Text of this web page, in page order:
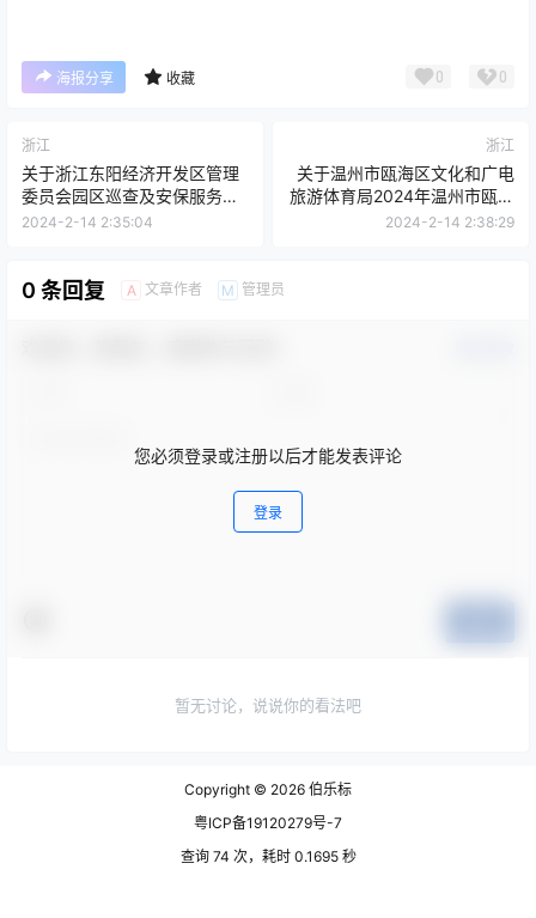
海报分享 收藏 0 0
浙江
关于浙江东阳经济开发区管理
委员会园区巡查及安保服务项
目的公开招标公告[金华市金诚
2024-2-14 2:35:04
浙江
关于温州市瓯海区文化和广电
旅游体育局2024年温州市瓯海
区图书馆馆内上架服务项目的
2024-2-14 2:38:29
0 条回复 A 文章作者 M 管理员
您必须登录或注册以后才能发表评论
登录
暂无讨论，说说你的看法吧
Copyright © 2026 伯乐标
粤ICP备19120279号-7
查询 74 次，耗时 0.1695 秒